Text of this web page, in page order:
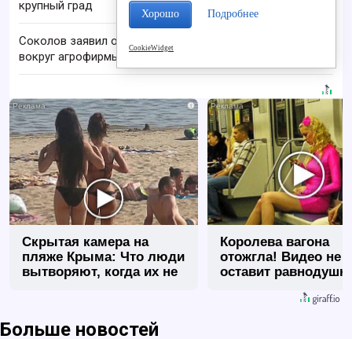
крупный град
Соколов заявил о развитии Рождественского
вокруг агрофирмы
i
Скрытая камера на
пляже Крыма: Что люди
вытворяют, когда их не
Королева вагона
отожгла! Видео не
оставит
Больше новостей
Хорошо Подробнее
CookieWidget